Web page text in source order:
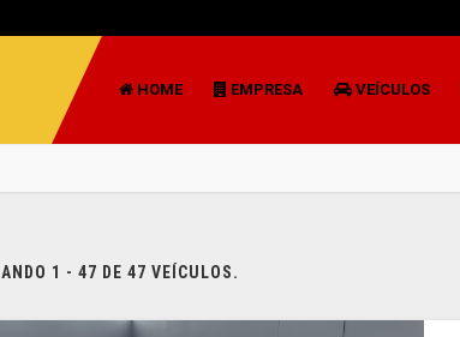
HOME EMPRESA VEÍCULOS
1 - 47 DE 47 VEÍCULOS.